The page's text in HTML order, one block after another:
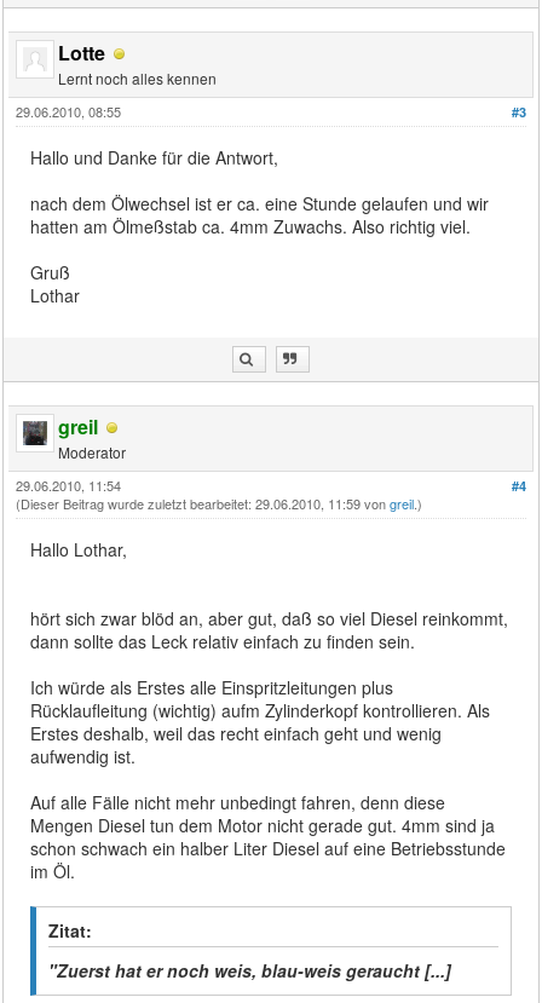
Lotte
Lernt noch alles kennen
#3
29.06.2010, 08:55
Hallo und Danke für die Antwort,
nach dem Ölwechsel ist er ca. eine Stunde gelaufen und wir
hatten am Ölmeßstab ca. 4mm Zuwachs. Also richtig viel.
Gruß
Lothar
greil
Moderator
#4
29.06.2010, 11:54
(Dieser Beitrag wurde zuletzt bearbeitet: 29.06.2010, 11:59 vongreil.)
Hallo Lothar,
hört sich zwar blöd an, aber gut, daß so viel Diesel reinkommt,
dann sollte das Leck relativ einfach zu finden sein.
Ich würde als Erstes alle Einspritzleitungen plus
Rücklaufleitung (wichtig) aufm Zylinderkopf kontrollieren. Als
Erstes deshalb, weil das recht einfach geht und wenig
aufwendig ist.
Auf alle Fälle nicht mehr unbedingt fahren, denn diese
Mengen Diesel tun dem Motor nicht gerade gut. 4mm sind ja
schon schwach ein halber Liter Diesel auf eine Betriebsstunde
im Öl.
Zitat:
"Zuerst hat er noch weis, blau-weis geraucht [...]